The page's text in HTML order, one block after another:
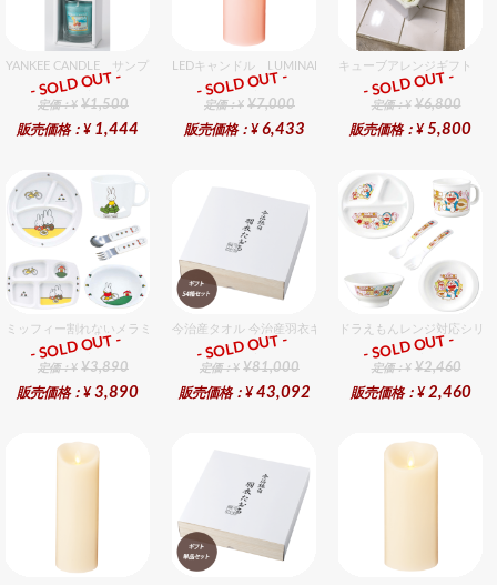
YANKEE CANDLE サンプラー3個・ホルダーセット トロピカル
ギフト
定価：¥ ¥1,500
販売価格：¥ 1,444
- SOLD OUT -
LEDキャンドル LUMINARA（ルミナラ） ピンク ピラ
ギフト
定価：¥ ¥7,000
販売価格：¥ 6,433
- SOLD OUT -
キューブアレンジギフト
ギフト
定価：¥ ¥6,800
販売価格：¥ 5,800
- SOLD OUT -
ミッフィー割れないメラミン食器セット セット販売商品です。
ギフト
定価：¥ ¥3,890
販売価格：¥ 3,890
- SOLD OUT -
今治産タオル 今治産羽衣ギフトフェイスタオル 54個入セ
ギフト
定価：¥ ¥81,000
販売価格：¥ 43,092
- SOLD OUT -
ドラえもんレンジ対応シリ
ギフト
定価：¥ ¥2,460
販売価格：¥ 2,460
- SOLD OUT -